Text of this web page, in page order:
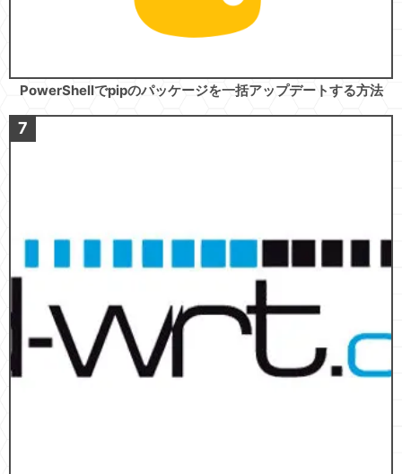
PowerShellでpipのパッケージを一括アップデートする方法